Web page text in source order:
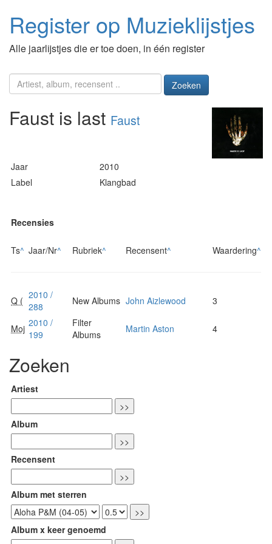
Register op Muzieklijstjes
Alle jaarlijstjes die er toe doen, in één register
Zoeken
Faust is last Faust
Jaar
2010
Label
Klangbad
Recensies
Ts^ Jaar/Nr^ Rubriek^ Recensent^ Waardering^
Q ( 2010 /
288
New Albums John Aizlewood 3
Moj 2010 /
199
Filter
Albums
Martin Aston 4
Zoeken
Artiest
Album
Recensent
Album met sterren
Album x keer genoemd